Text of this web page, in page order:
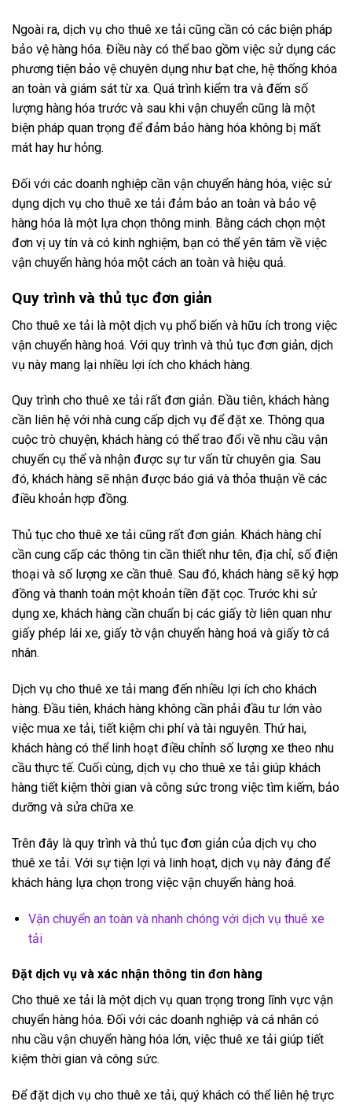
Ngoài ra, dịch vụ cho thuê xe tải cũng cần có các biện pháp
bảo vệ hàng hóa. Điều này có thể bao gồm việc sử dụng các
phương tiện bảo vệ chuyên dụng như bạt che, hệ thống khóa
an toàn và giám sát từ xa. Quá trình kiểm tra và đếm số
lượng hàng hóa trước và sau khi vận chuyển cũng là một
biện pháp quan trọng để đảm bảo hàng hóa không bị mất
mát hay hư hỏng.
Đối với các doanh nghiệp cần vận chuyển hàng hóa, việc sử
dụng dịch vụ cho thuê xe tải đảm bảo an toàn và bảo vệ
hàng hóa là một lựa chọn thông minh. Bằng cách chọn một
đơn vị uy tín và có kinh nghiệm, bạn có thể yên tâm về việc
vận chuyển hàng hóa một cách an toàn và hiệu quả.
Quy trình và thủ tục đơn giản
Cho thuê xe tải là một dịch vụ phổ biến và hữu ích trong việc
vận chuyển hàng hoá. Với quy trình và thủ tục đơn giản, dịch
vụ này mang lại nhiều lợi ích cho khách hàng.
Quy trình cho thuê xe tải rất đơn giản. Đầu tiên, khách hàng
cần liên hệ với nhà cung cấp dịch vụ để đặt xe. Thông qua
cuộc trò chuyện, khách hàng có thể trao đổi về nhu cầu vận
chuyển cụ thể và nhận được sự tư vấn từ chuyên gia. Sau
đó, khách hàng sẽ nhận được báo giá và thỏa thuận về các
điều khoản hợp đồng.
Thủ tục cho thuê xe tải cũng rất đơn giản. Khách hàng chỉ
cần cung cấp các thông tin cần thiết như tên, địa chỉ, số điện
thoại và số lượng xe cần thuê. Sau đó, khách hàng sẽ ký hợp
đồng và thanh toán một khoản tiền đặt cọc. Trước khi sử
dụng xe, khách hàng cần chuẩn bị các giấy tờ liên quan như
giấy phép lái xe, giấy tờ vận chuyển hàng hoá và giấy tờ cá
nhân.
Dịch vụ cho thuê xe tải mang đến nhiều lợi ích cho khách
hàng. Đầu tiên, khách hàng không cần phải đầu tư lớn vào
việc mua xe tải, tiết kiệm chi phí và tài nguyên. Thứ hai,
khách hàng có thể linh hoạt điều chỉnh số lượng xe theo nhu
cầu thực tế. Cuối cùng, dịch vụ cho thuê xe tải giúp khách
hàng tiết kiệm thời gian và công sức trong việc tìm kiếm, bảo
dưỡng và sửa chữa xe.
Trên đây là quy trình và thủ tục đơn giản của dịch vụ cho
thuê xe tải. Với sự tiện lợi và linh hoạt, dịch vụ này đáng để
khách hàng lựa chọn trong việc vận chuyển hàng hoá.
Vận chuyển an toàn và nhanh chóng với dịch vụ thuê xe
tải
Đặt dịch vụ và xác nhận thông tin đơn hàng
Cho thuê xe tải là một dịch vụ quan trọng trong lĩnh vực vận
chuyển hàng hóa. Đối với các doanh nghiệp và cá nhân có
nhu cầu vận chuyển hàng hóa lớn, việc thuê xe tải giúp tiết
kiệm thời gian và công sức.
Để đặt dịch vụ cho thuê xe tải, quý khách có thể liên hệ trực